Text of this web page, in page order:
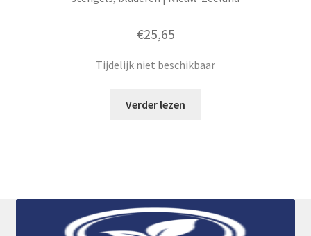
€25,65
Tijdelijk niet beschikbaar
Verder lezen